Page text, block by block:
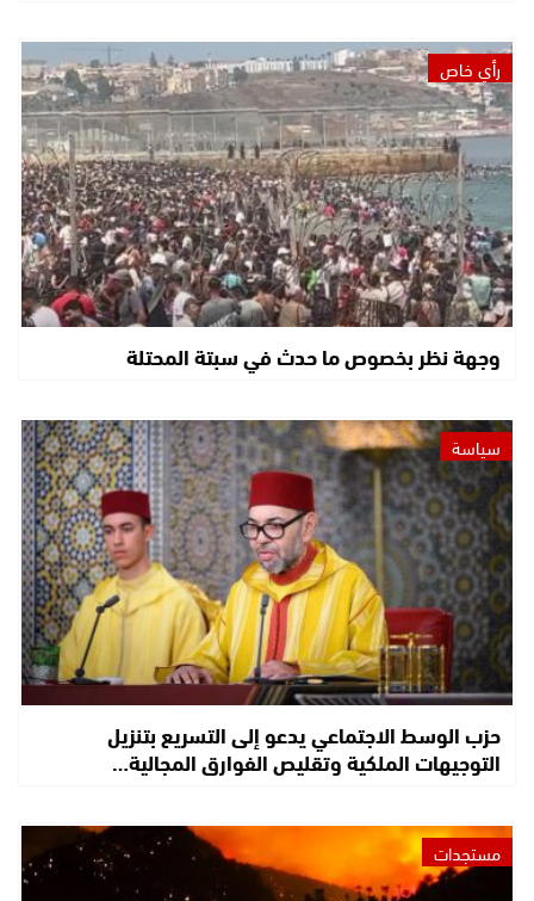
رأي خاص
وجهة نظر بخصوص ما حدث في سبتة المحتلة
سياسة
حزب الوسط الاجتماعي يدعو إلى التسريع بتنزيل
التوجيهات الملكية وتقليص الفوارق المجالية…
مستجدات